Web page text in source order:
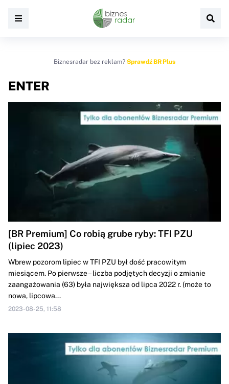
Biznesradar bez reklam? Sprawdź BR Plus
ENTER
[BR Premium] Co robią grube ryby: TFI PZU
(lipiec 2023)
Wbrew pozorom lipiec w TFI PZU był dość pracowitym
miesiącem. Po pierwsze – liczba podjętych decyzji o zmianie
zaangażowania (63) była największa od lipca 2022 r. (może to
nowa, lipcowa...
2023-08-25, 11:58